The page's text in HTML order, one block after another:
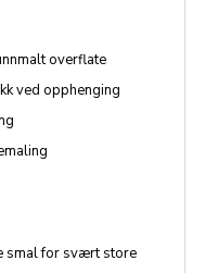
overflate
ved opphenging
smal for svært store